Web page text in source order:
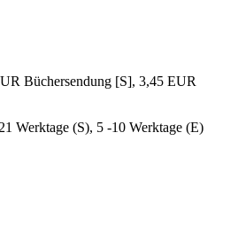
Büchersendung [S], 3,45 EUR
Werktage (S), 5 -10 Werktage (E)